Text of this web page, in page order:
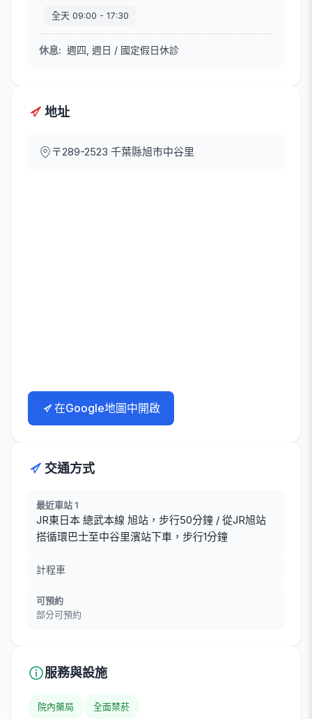
全天 09:00 - 17:30
休息: 週四, 週日 / 國定假日休診
地址
〒289-2523 千葉縣旭市中谷里
在Google地圖中開啟
交通方式
最近車站 1
JR東日本 總武本線 旭站，步行50分鐘 / 從JR旭站
搭循環巴士至中谷里濱站下車，步行1分鐘
計程車
可預約
部分可預約
服務與設施
院內藥局 全面禁菸